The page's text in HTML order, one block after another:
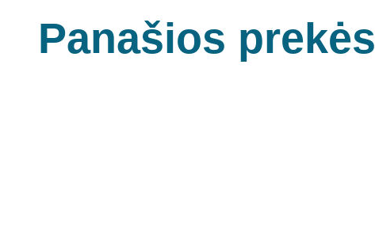
Panašios prekės